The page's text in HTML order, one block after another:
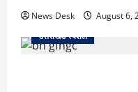
News Desk August 6,
उत्तराखंड स्पेशल